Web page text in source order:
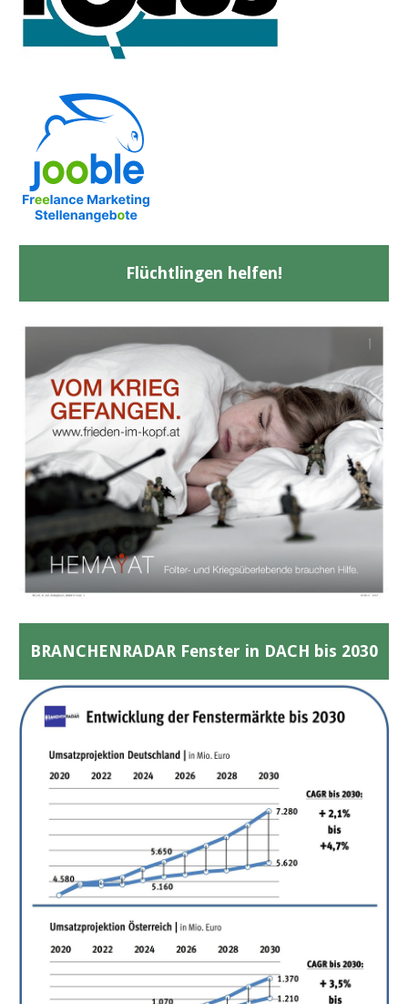
Flüchtlingen helfen!
BRANCHENRADAR Fenster in DACH bis 2030